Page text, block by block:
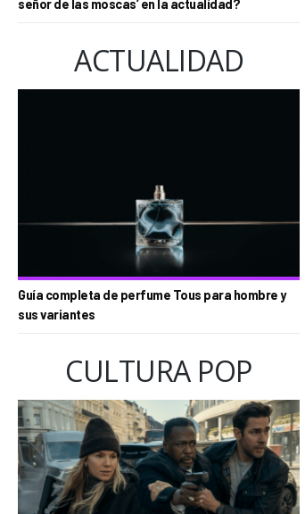
señor de las moscas’ en la actualidad?
ACTUALIDAD
Guía completa de perfume Tous para hombre y
sus variantes
CULTURA POP